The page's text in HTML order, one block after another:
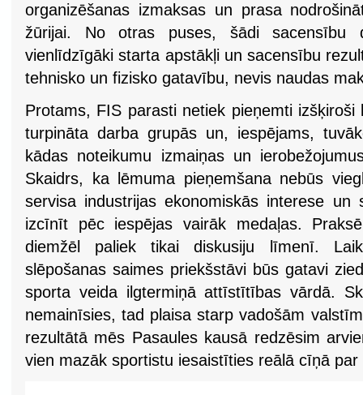
organizēšanas izmaksas un prasa
žūrijai. No otras puses, šādi sacensību
vienlīdzīgāki starta apstākļi un sacensību
tehnisko un fizisko gatavību, nevis naudas
Protams, FIS parasti netiek pieņemti
turpināta darba grupās un, iespējams,
kādas noteikumu izmaiņas un
Skaidrs, ka lēmuma pieņemšana nebūs
servisa industrijas ekonomiskās interese un
izcīnīt pēc iespējas vairāk medaļas.
diemžēl paliek tikai diskusiju līmenī.
slēpošanas saimes priekšstāvi būs gatavi
sporta veida ilgtermiņā attīstītības vārdā.
nemainīsies, tad plaisa starp vadošām
rezultātā mēs Pasaules kausā redzēsim
vien mazāk sportistu iesaistīties reālā cīņā par